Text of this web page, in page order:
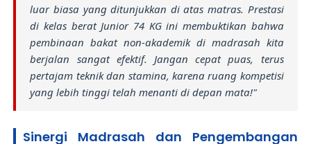
luar biasa yang ditunjukkan di atas matras. Prestasi
di kelas berat Junior 74 KG ini membuktikan bahwa
pembinaan bakat non-akademik di madrasah kita
berjalan sangat efektif. Jangan cepat puas, terus
pertajam teknik dan stamina, karena ruang kompetisi
yang lebih tinggi telah menanti di depan mata!"
Sinergi Madrasah dan Pengembangan